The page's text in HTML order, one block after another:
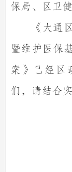
保局、区卫
《大通
暨维护医保
案 》已经区
们，请结合